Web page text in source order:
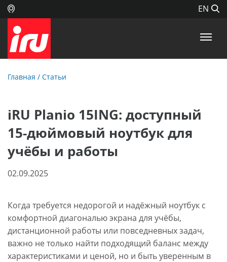
EN
Главная / Статьи
iRU Planio 15ING: доступный
15-дюймовый ноутбук для
учёбы и работы
02.09.2025
Когда требуется недорогой и надёжный ноутбук с
комфортной диагональю экрана для учёбы,
дистанционной работы или повседневных задач,
важно не только найти подходящий баланс между
характеристиками и ценой, но и быть уверенным в